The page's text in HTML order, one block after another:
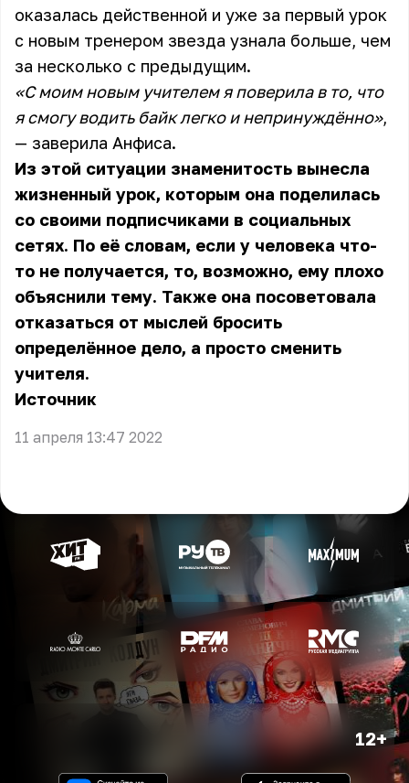
оказалась действенной и уже за первый урок
с новым тренером звезда узнала больше, чем
за несколько с предыдущим.
«С моим новым учителем я поверила в то, что
я смогу водить байк легко и непринуждённо»,
— заверила Анфиса.
Из этой ситуации знаменитость вынесла
жизненный урок, которым она поделилась
со своими подписчиками в социальных
сетях. По её словам, если у человека что-
то не получается, то, возможно, ему плохо
объяснили тему. Также она посоветовала
отказаться от мыслей бросить
определённое дело, а просто сменить
учителя.
Источник
11 апреля 13:47 2022
12+